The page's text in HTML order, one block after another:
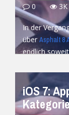
0
3K
In der
überAsphalt 8
endlich
iOS 7: